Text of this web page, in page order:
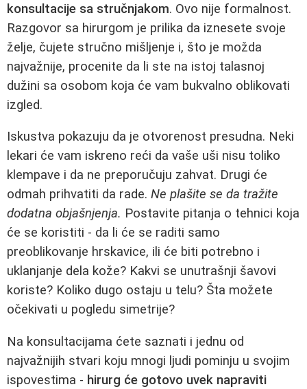
konsultacije sa stručnjakom. Ovo nije formalnost.
Razgovor sa hirurgom je prilika da iznesete svoje
želje, čujete stručno mišljenje i, što je možda
najvažnije, procenite da li ste na istoj talasnoj
dužini sa osobom koja će vam bukvalno oblikovati
izgled.
Iskustva pokazuju da je otvorenost presudna. Neki
lekari će vam iskreno reći da vaše uši nisu toliko
klempave i da ne preporučuju zahvat. Drugi će
odmah prihvatiti da rade. Ne plašite se da tražite
dodatna objašnjenja. Postavite pitanja o tehnici koja
će se koristiti - da li će se raditi samo
preoblikovanje hrskavice, ili će biti potrebno i
uklanjanje dela kože? Kakvi se unutrašnji šavovi
koriste? Koliko dugo ostaju u telu? Šta možete
očekivati u pogledu simetrije?
Na konsultacijama ćete saznati i jednu od
najvažnijih stvari koju mnogi ljudi pominju u svojim
ispovestima - hirurg će gotovo uvek napraviti